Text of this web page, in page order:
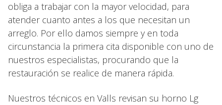
obliga a trabajar con la mayor velocidad, para
atender cuanto antes a los que necesitan un
arreglo. Por ello damos siempre y en toda
circunstancia la primera cita disponible con uno de
nuestros especialistas, procurando que la
restauración se realice de manera rápida.
Nuestros técnicos en Valls revisan su horno Lg